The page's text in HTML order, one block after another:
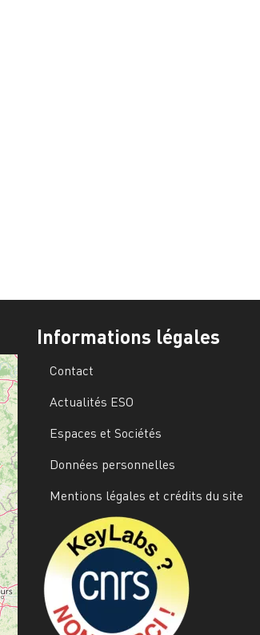
Informations légales
Contact
Actualités ESO
Espaces et Sociétés
Données personnelles
Mentions légales et crédits du site